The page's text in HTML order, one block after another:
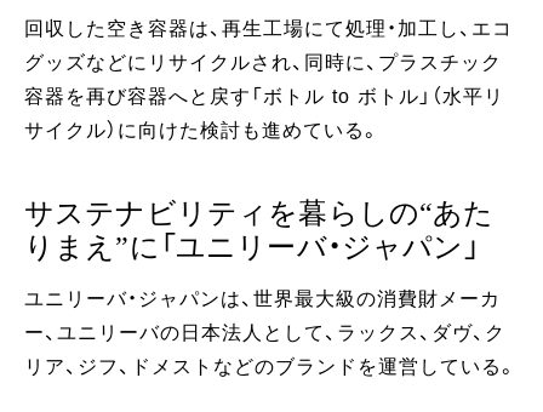
回収した空き容器は、再生工場にて処理・加工し、エコ
グッズなどにリサイクルされ、同時に、プラスチック
容器を再び容器へと戻す「ボトル to ボトル」（水平リ
サイクル）に向けた検討も進めている。
サステナビリティを暮らしの“あた
りまえ”に「ユニリーバ・ジャパン」
ユニリーバ・ジャパンは、世界最大級の消費財メーカ
ー、ユニリーバの日本法人として、ラックス、ダヴ、ク
リア、ジフ、ドメストなどのブランドを運営している。